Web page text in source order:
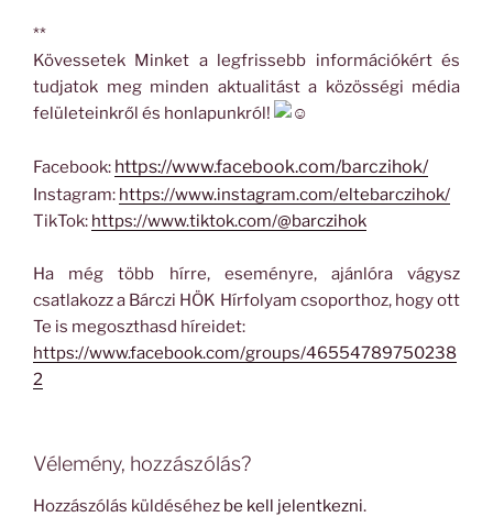
**
Kövessetek Minket a legfrissebb információkért és
tudjatok meg minden aktualitást a közösségi média
felületeinkről és honlapunkról!
Facebook: https://www.facebook.com/barczihok/
Instagram: https://www.instagram.com/eltebarczihok/
TikTok: https://www.tiktok.com/@barczihok
Ha még több hírre, eseményre, ajánlóra vágysz
csatlakozz a Bárczi HÖK Hírfolyam csoporthoz, hogy ott
Te is megoszthasd híreidet:
https://www.facebook.com/groups/46554789750238
2
Vélemény, hozzászólás?
Hozzászólás küldéséhez be kell jelentkezni.